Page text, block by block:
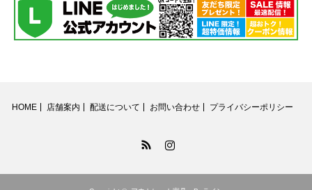
HOME 店舗案内 配送について お問い合わせ プライバシーポリシー